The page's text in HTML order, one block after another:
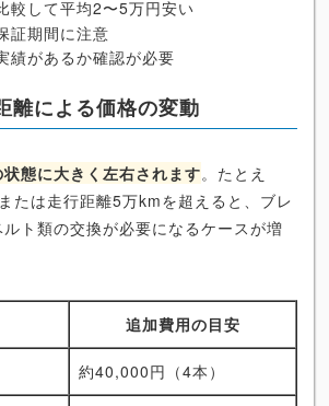
較して平均2〜5万円安い
証期間に注意
績があるか確認が必要
離による価格の変動
態に大きく左右されます。たとえ
たは走行距離5万kmを超えると、ブレ
ト類の交換が必要になるケースが増
追加費用の目安
約40,000円（4本）